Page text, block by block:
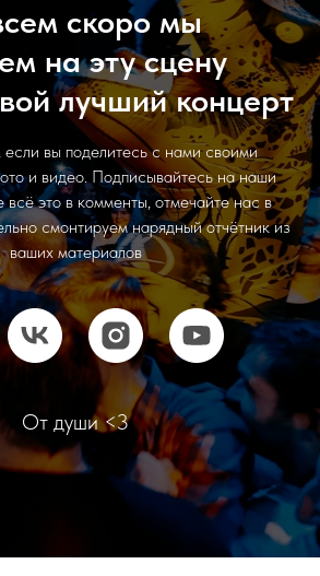
скоро мы
на эту сцену
лучший концерт
если вы поделитесь с нами своими
и видео. Подписывайтесь на наши
всё это в комменты, отмечайте нас в
смонтируем нарядный отчётник из
ваших материалов
От души <3